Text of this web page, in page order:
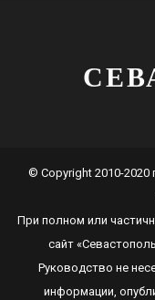
© Copyright 2010-2020
При полном или
сайт
Руководство не
информации,